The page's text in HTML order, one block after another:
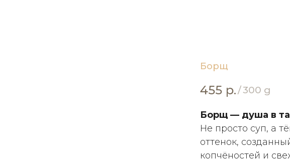
Борщ
455 р./300 g
Борщ — душа в
Не просто суп, а
оттенок,
копчёностей и